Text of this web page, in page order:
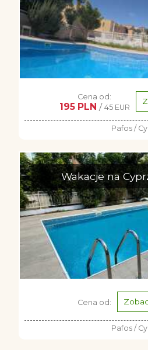
Cena od:
195 PLN / 45 EUR
Pafos /
Wakacje na
Cena od:
Pafos /